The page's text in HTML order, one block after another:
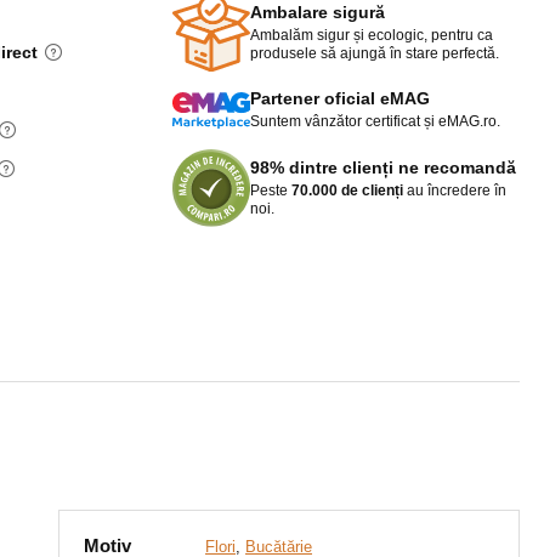
Ambalare sigură
Ambalăm sigur și ecologic, pentru ca
produsele să ajungă în stare perfectă.
Partener oficial eMAG
Suntem vânzător certificat și eMAG.ro.
98% dintre clienți ne recomandă
Peste 70.000 de clienți au încredere în
noi.
Motiv Flori, Bucătărie